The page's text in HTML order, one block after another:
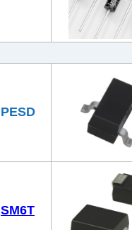
PESD
SM6T